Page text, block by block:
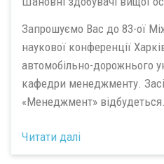
Запрошуємо Вас до 83-ої
наукової конференції
автомобільно-дорожнього
кафедри менеджменту.
«Менеджмент»
Читати далі